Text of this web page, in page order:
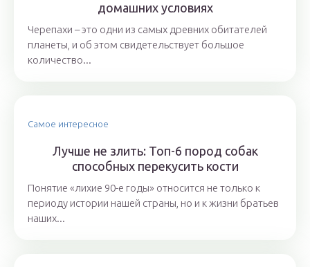
домашних условиях
Черепахи – это одни из самых древних обитателей
планеты, и об этом свидетельствует большое
количество...
Самое интересное
Лучше не злить: Топ-6 пород собак
способных перекусить кости
Понятие «лихие 90-е годы» относится не только к
периоду истории нашей страны, но и к жизни братьев
наших...